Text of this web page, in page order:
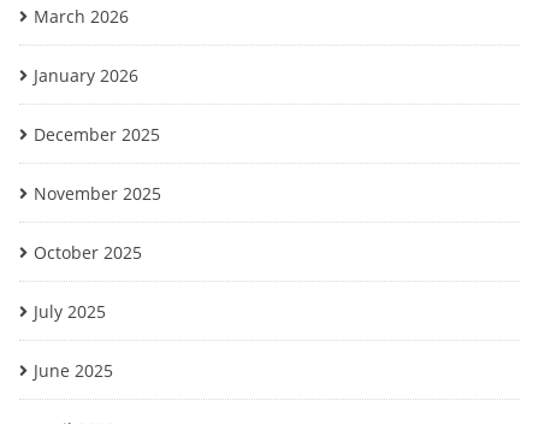
March 2026
January 2026
December 2025
November 2025
October 2025
July 2025
June 2025